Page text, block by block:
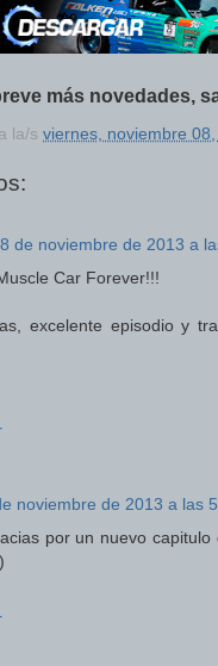
más novedades,
a la/s viernes, noviembre
8 de noviembre de 2013 a
Car Forever!!!
excelente episodio y
noviembre de 2013 a las
por un nuevo capitulo